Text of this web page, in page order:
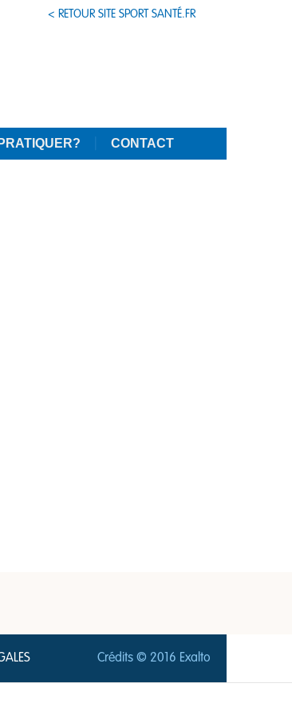
< RETOUR SITE SPORT SANTÉ.FR
CONTACT
Crédits © 2016 Exalto